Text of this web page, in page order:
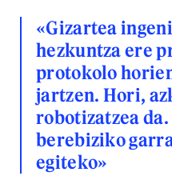
«Gizartea
hezkuntza ere
protokolo
jartzen. Hori,
robotizatzea
berebiziko
egiteko»